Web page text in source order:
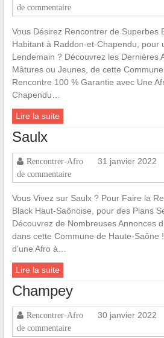
de commentaire
Vous Désirez Rencontrer de Superbes
Habitant à Raddon-et-Chapendu, pour
Lendemain ? Découvrez les Dernières
Mâtures ou Jeunes, de cette
Rencontre 100 % Garantie avec Une
Chapendu…
Lire la suite
Saulx
Rencontrer-Afro 31 janvier 2022
de commentaire
Vous Vivez sur Saulx ? Pour Faire la
Black Haut-Saônoise, pour des Plans
Découvrez de Nombreuses Annonces
dans cette Commune de Haute-Saône
d’une Afro à…
Lire la suite
Champey
Rencontrer-Afro 30 janvier 2022
de commentaire